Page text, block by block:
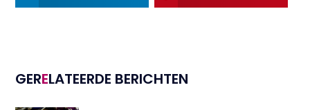
GERELATEERDE BERICHTEN